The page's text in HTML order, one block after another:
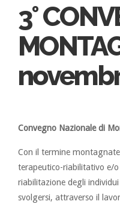
3°
Convegno Nazionale di
Con il termine
terapeutico-riabilitativo e/
riabilitazione degli
svolgersi, attraverso il